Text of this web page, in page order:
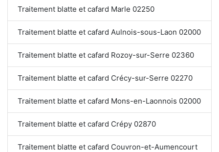
Traitement blatte et cafard Marle 02250
Traitement blatte et cafard Aulnois-sous-Laon 02000
Traitement blatte et cafard Rozoy-sur-Serre 02360
Traitement blatte et cafard Crécy-sur-Serre 02270
Traitement blatte et cafard Mons-en-Laonnois 02000
Traitement blatte et cafard Crépy 02870
Traitement blatte et cafard Couvron-et-Aumencourt